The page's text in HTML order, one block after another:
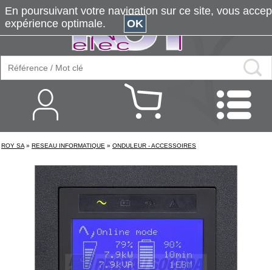
ROY SA » RESEAU INFORMATIQUE » ONDULEUR - ACCESSOIRES
En poursuivant votre navigation sur ce site, vous
expérience optimale.
OK